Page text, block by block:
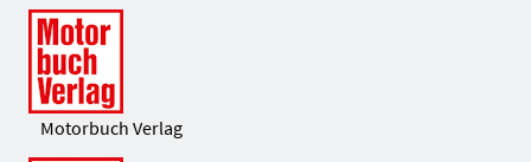
Motorbuch Verlag